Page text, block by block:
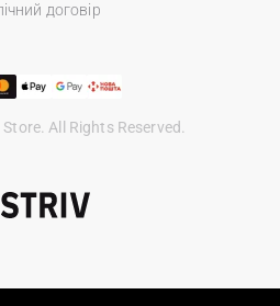
договір
All Rights Reserved.